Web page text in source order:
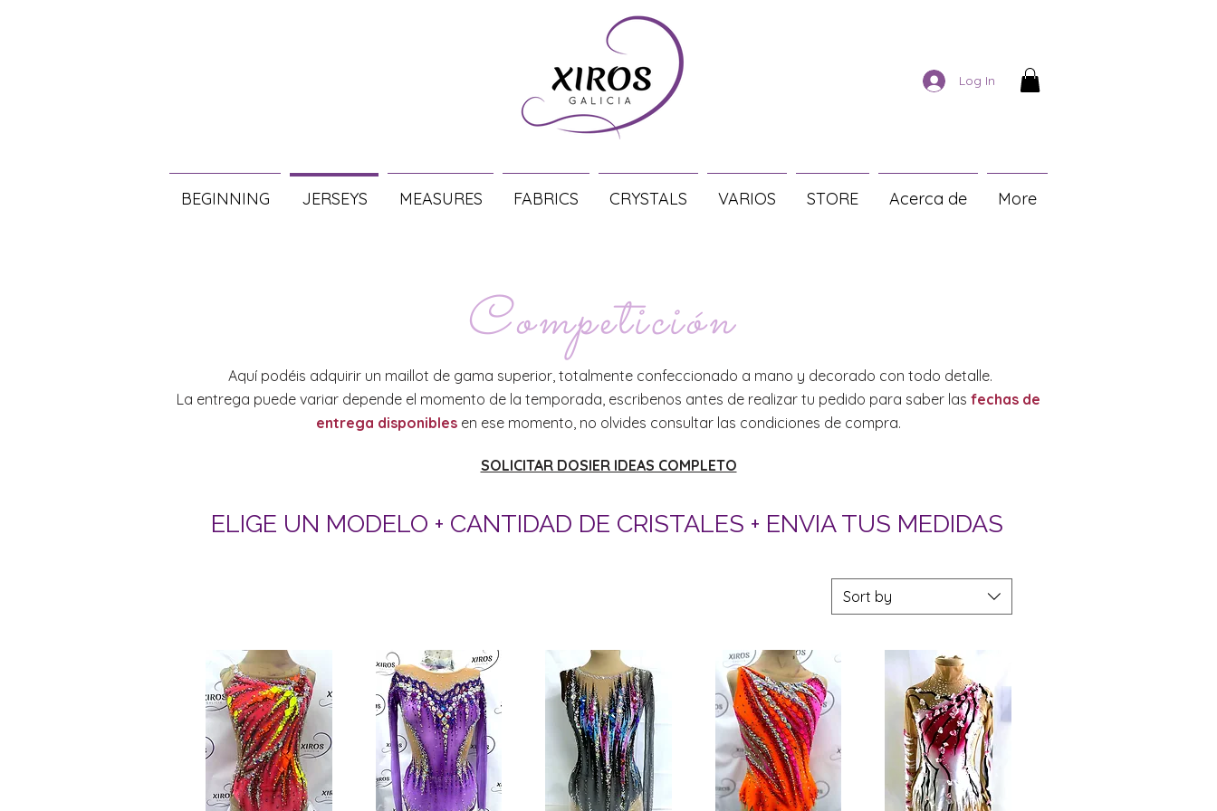
Log In
BEGINNING JERSEYS MEASURES FABRICS CRYSTALS VARIOS STORE Acerca de More
Competición
Aquí podéis adquirir un maillot de gama superior, totalmente confeccionado a mano y decorado con todo detalle.
La entrega puede variar depende el momento de la temporada, escribenos antes de realizar tu pedido para saber las fechas de
entrega disponibles en ese momento, no olvides consultar las condiciones de compra.
SOLICITAR DOSIER IDEAS COMPLETO
ELIGE UN MODELO + CANTIDAD DE CRISTALES + ENVIA TUS MEDIDAS
Sort by